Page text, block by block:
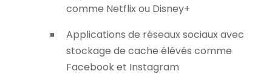
comme Netflix ou Disney+
Applications de réseaux sociaux avec
stockage de cache élévés comme
Facebook et Instagram